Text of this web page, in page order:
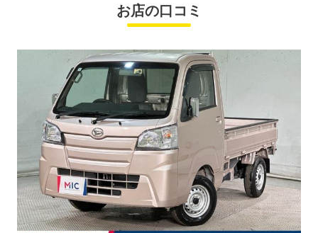
お店の口コミ